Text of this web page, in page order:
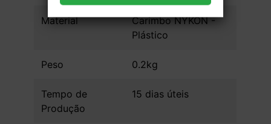
Material
Carimbo NYKON -
Plástico
Peso 0.2kg
Tempo de
Produção
15 dias úteis